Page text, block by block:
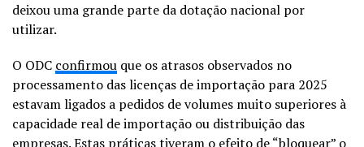
deixou uma grande parte da dotação nacional por
utilizar.
O ODC confirmou que os atrasos observados no
processamento das licenças de importação para 2025
estavam ligados a pedidos de volumes muito superiores à
capacidade real de importação ou distribuição das
empresas. Estas práticas tiveram o efeito de “bloquear” o